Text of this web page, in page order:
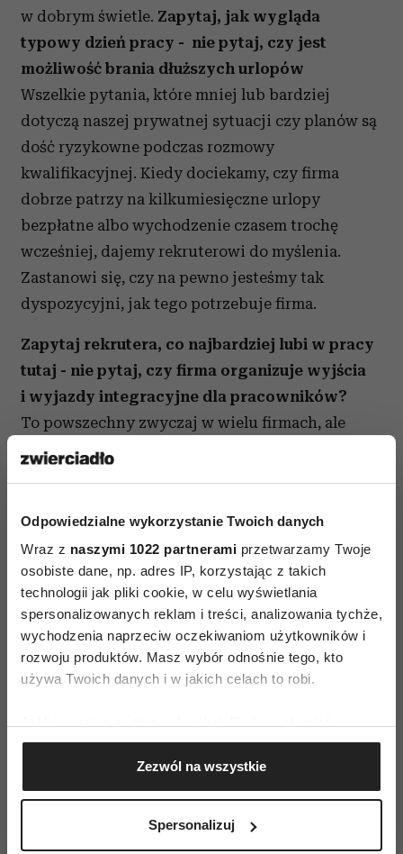
Odpowiedzialne wykorzystanie Twoich danych
Wraz z naszymi 1022 partnerami przetwarzamy Twoje
osobiste dane, np. adres IP, korzystając z takich
technologii jak pliki cookie, w celu wyświetlania
spersonalizowanych reklam i treści, analizowania tychże,
wychodzenia naprzeciw oczekiwaniom użytkowników i
rozwoju produktów. Masz wybór odnośnie tego, kto
używa Twoich danych i w jakich celach to robi.
Gromadzić dane dotyczące Twojej lokalizacji
geograficznej z dokładnością nawet do kilku metrów
Identyfikować Twoje urządzenie, aktywnie
(fingerprinting, czyli wirtualny odcisk palca)
Zezwól na wszystkie
Spersonalizuj
w dobrym świetle. Zapytaj, jak wygląda
typowy dzień pracy - nie pytaj, czy jest
możliwość brania dłuższych urlopów
Wszelkie pytania, które mniej lub bardziej
dotyczą naszej prywatnej sytuacji czy planów są
dość ryzykowne podczas rozmowy
kwalifikacyjnej. Kiedy dociekamy, czy firma
dobrze patrzy na kilkumiesięczne urlopy
bezpłatne albo wychodzenie czasem trochę
wcześniej, dajemy rekruterowi do myślenia.
Zastanowi się, czy na pewno jesteśmy tak
dyspozycyjni, jak tego potrzebuje firma.
Zapytaj rekrutera, co najbardziej lubi w pracy
tutaj - nie pytaj, czy firma organizuje wyjścia
i wyjazdy integracyjne dla pracowników?
To powszechny zwyczaj w wielu firmach, ale
niekoniecznie temat do rozmowy podczas
zastanawiać, jaka jest nasza motywacjado pracy.
Może postanowiliśmy aplikować, tylko dlatego,
że słyszeliśmy o dobrych imprezach w tej firmie
i liczymy na rozrywkę? Nie brzmi to najlepiej.
Zapytaj, jakie są następne kroki w procesie
rekrutacyjnym - nie pytaj, jak ci poszło
to zły pomysł z wielu powodów. Przede
w siebie. To raczej nie doda nam punktów. A poza
tym stawiamy rekrutera w dość niezręcznej
sytuacji – dla niego to jedno z wielu spotkań